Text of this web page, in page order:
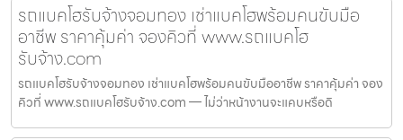
รถแบคโฮรับจ้างจอมทอง เช่าแบคโฮพร้อมคนขับมือ
อาชีพ ราคาคุ้มค่า จองคิวที่ www.รถแบคโฮ
รับจ้าง.com
รถแบคโฮรับจ้างจอมทอง เช่าแบคโฮพร้อมคนขับมืออาชีพ ราคาคุ้มค่า จอง
คิวที่ www.รถแบคโฮรับจ้าง.com — ไม่ว่าหน้างานจะแคบหรือดิ